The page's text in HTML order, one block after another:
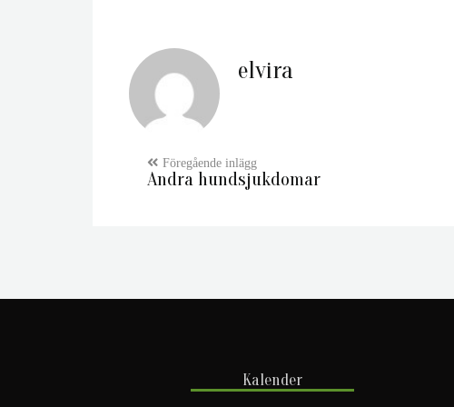
elvira
Andra hundsjukdomar
Kalender